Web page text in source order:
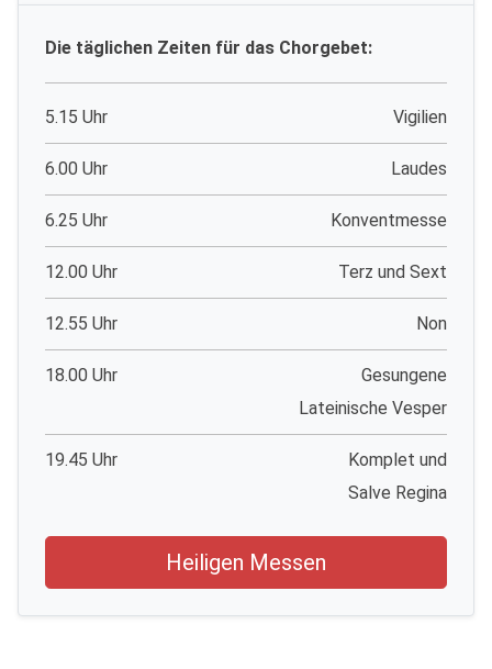
Die täglichen Zeiten für das Chorgebet:
5.15 Uhr Vigilien
6.00 Uhr Laudes
6.25 Uhr Konventmesse
12.00 Uhr Terz und Sext
12.55 Uhr Non
18.00 Uhr
Gesungene
Lateinische Vesper
19.45 Uhr
Komplet und
Salve Regina
Heiligen Messen